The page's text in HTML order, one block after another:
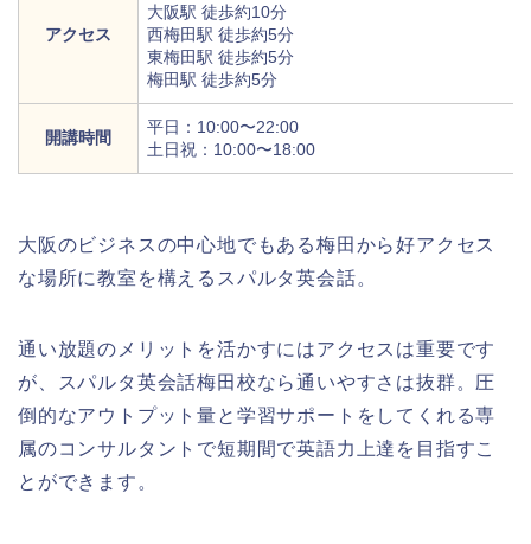
アクセス
大阪駅 徒歩約10分
西梅田駅 徒歩約5分
東梅田駅 徒歩約5分
梅田駅 徒歩約5分
開講時間
平日：10:00〜22:00
土日祝：10:00〜18:00
大阪のビジネスの中心地でもある梅田から好アクセス
な場所に教室を構えるスパルタ英会話。
通い放題のメリットを活かすにはアクセスは重要です
が、スパルタ英会話梅田校なら通いやすさは抜群。圧
倒的なアウトプット量と学習サポートをしてくれる専
属のコンサルタントで短期間で英語力上達を目指すこ
とができます。